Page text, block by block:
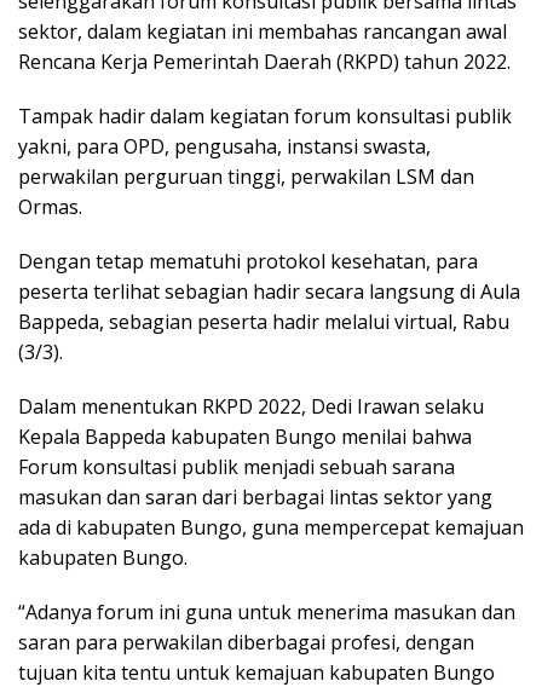
sektor, dalam kegiatan ini membahas rancangan awal
Rencana Kerja Pemerintah Daerah (RKPD) tahun 2022.
Tampak hadir dalam kegiatan forum konsultasi publik
yakni, para OPD, pengusaha, instansi swasta,
perwakilan perguruan tinggi, perwakilan LSM dan
Ormas.
Dengan tetap mematuhi protokol kesehatan, para
peserta terlihat sebagian hadir secara langsung di Aula
Bappeda, sebagian peserta hadir melalui virtual, Rabu
(3/3).
Dalam menentukan RKPD 2022, Dedi Irawan selaku
Kepala Bappeda kabupaten Bungo menilai bahwa
Forum konsultasi publik menjadi sebuah sarana
masukan dan saran dari berbagai lintas sektor yang
ada di kabupaten Bungo, guna mempercepat kemajuan
kabupaten Bungo.
“Adanya forum ini guna untuk menerima masukan dan
saran para perwakilan diberbagai profesi, dengan
tujuan kita tentu untuk kemajuan kabupaten Bungo